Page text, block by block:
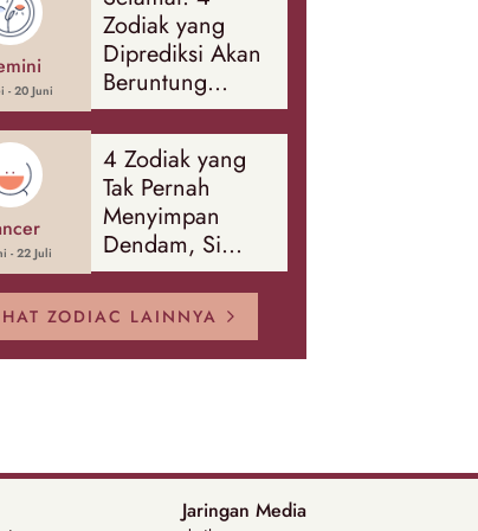
- 20 Juni
Zodiak yang
Diprediksi Akan
Beruntung
Sepanjang
Agustus 2026
- 22 Juli
4 Zodiak yang
Tak Pernah
Menyimpan
Dendam, Si
Paling Mudah
Memaafkan!
ZODIAC LAINNYA
Jaringan Media